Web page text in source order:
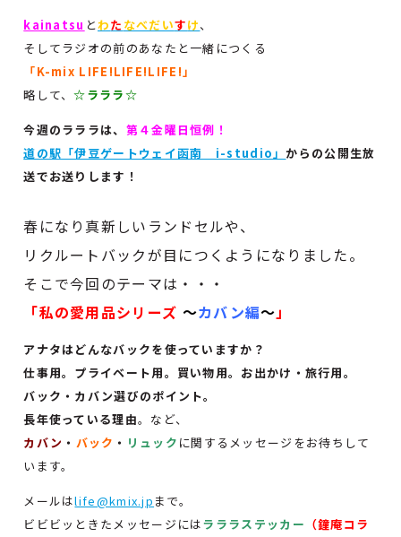
kainatsu とわた なべだいすけ、
そしてラジオの前のあなたと一緒につくる
「K-mix LIFE!LIFE!LIFE!」
略して、☆ラララ☆
今週のラララは、 第４金曜日恒例！
道の駅「伊豆ゲートウェイ函南 i-studio」からの公開生放
送でお送りします！
春になり真新しいランドセルや、
リクルートバックが目につくようになりました。
そこで今回のテーマは・・・
「私の愛用品シリーズ 〜カバン編〜 」
アナタはどんなバックを使っていますか？
仕事用。プライベート用。買い物用。お出かけ・旅行用。
バック・カバン選びのポイント。
長年使っている理由。など、
カバン ・ バック ・ リュック に関するメッセージをお待ちして
います。
メールはlife@kmix.jp まで。
ビビビッときたメッセージにはラララステッカー （鐘庵コラ